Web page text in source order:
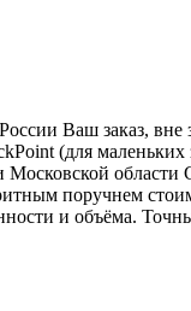
Ваш заказ, вне
(для маленьких
Московской
поручнем
и объёма.